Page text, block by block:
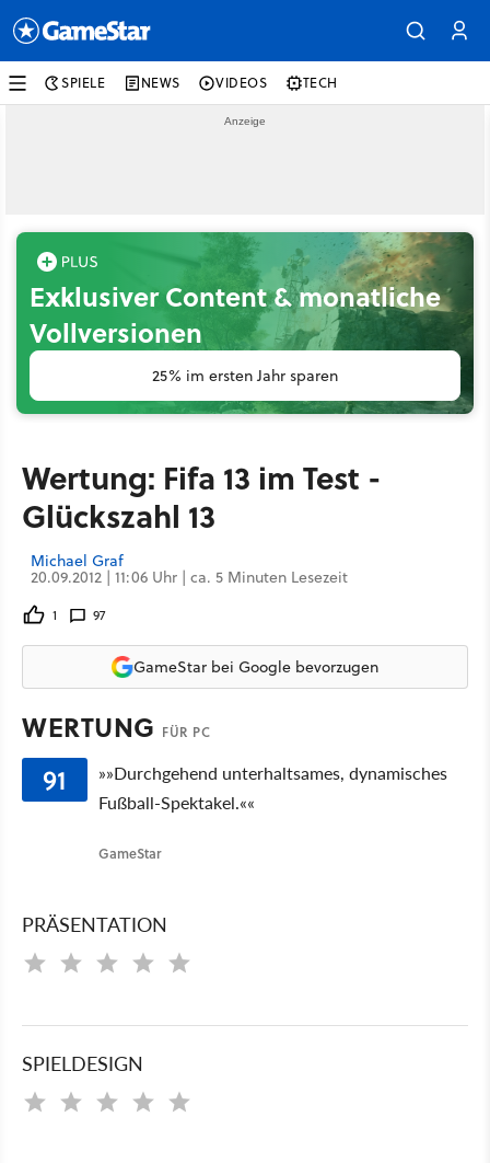
SPIELE NEWS VIDEOS TECH
Exklusiver Content & monatliche
Vollversionen
25% im ersten Jahr sparen
Wertung: Fifa 13 im Test -
Glückszahl 13
Michael Graf
20.09.2012 | 11:06 Uhr | ca. 5 Minuten Lesezeit
1 97
GameStar bei Google bevorzugen
WERTUNG FÜR PC
91
»»Durchgehend unterhaltsames, dynamisches
Fußball-Spektakel.««
GameStar
PRÄSENTATION
SPIELDESIGN